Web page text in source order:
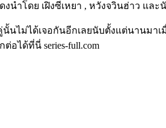
นำโดย เฝิงซีเหยา , หวังจวินฮ่าว แล
ไม่ได้เจอกันอีกเลยนับตั้งแต่นานม
ได้ที่นี่ series-full.com